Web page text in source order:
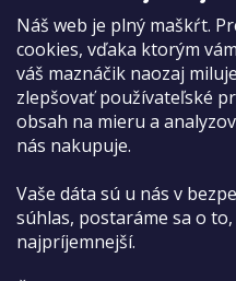
Náš web je plný maškŕt.
cookies, vďaka ktorým
váš maznáčik naozaj
zlepšovať používateľské
obsah na mieru a
nás nakupuje.
Vaše dáta sú u nás v
súhlas, postaráme sa o
najpríjemnejší.
Možnosti platby:
Hotovo aj kartou na